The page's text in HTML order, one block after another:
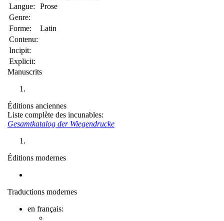
Langue:
Prose
Genre:
Forme:
Latin
Contenu:
Incipit:
Explicit:
Manuscrits
Éditions anciennes
Liste complète des incunables:
Gesamtkatalog der Wiegendrucke
Éditions modernes
Traductions modernes
en français: